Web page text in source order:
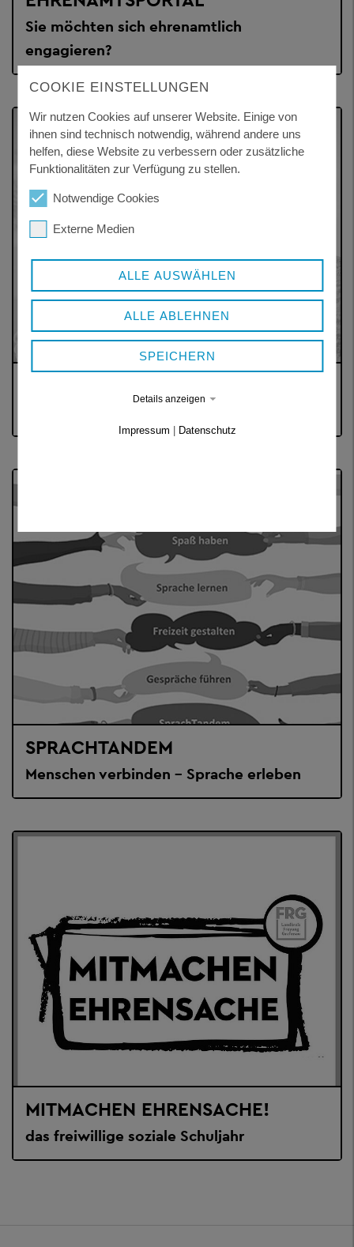
Sie möchten sich ehrenamtlich
engagieren?
SPRACHTANDEM
Menschen verbinden – Sprache erleben
MITMACHEN EHRENSACHE!
das freiwillige soziale Schuljahr
COOKIE EINSTELLUNGEN
Wir nutzen Cookies auf unserer Website. Einige von
ihnen sind technisch notwendig, während andere uns
helfen, diese Website zu verbessern oder zusätzliche
Funktionalitäten zur Verfügung zu stellen.
Notwendige Cookies
Externe Medien
ALLE AUSWÄHLEN
ALLE ABLEHNEN
SPEICHERN
Details anzeigen
Impressum | Datenschutz